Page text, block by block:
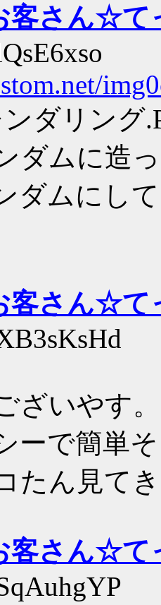
客さん☆て
ダリング
ダムに造
ダムにし
客さん☆て
ざいやす。
ーで簡単
たん見て
客さん☆て